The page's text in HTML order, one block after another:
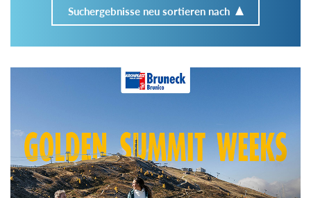
Suchergebnisse neu sortieren nach
Im Tourenarchiv suchen
Region: